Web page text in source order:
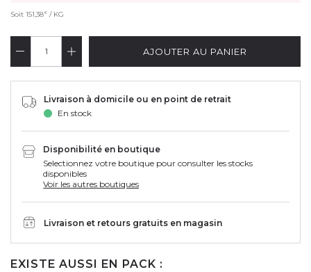
Soit 151,38€ / KG
AJOUTER AU PANIER
Livraison à domicile ou en point de retrait
En stock
Disponibilité en boutique
Selectionnez votre boutique pour consulter les stocks
disponibles
Voir les autres boutiques
Livraison et retours gratuits en magasin
EXISTE AUSSI EN PACK :